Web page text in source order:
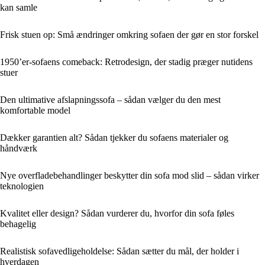
kan samle
Frisk stuen op: Små ændringer omkring sofaen der gør en stor forskel
1950’er-sofaens comeback: Retrodesign, der stadig præger nutidens
stuer
Den ultimative afslapningssofa – sådan vælger du den mest
komfortable model
Dækker garantien alt? Sådan tjekker du sofaens materialer og
håndværk
Nye overfladebehandlinger beskytter din sofa mod slid – sådan virker
teknologien
Kvalitet eller design? Sådan vurderer du, hvorfor din sofa føles
behagelig
Realistisk sofavedligeholdelse: Sådan sætter du mål, der holder i
hverdagen